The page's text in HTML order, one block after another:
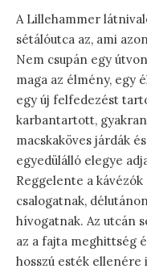
A Lillehammer
sétálóutca az, ami
Nem csupán egy
maga az élmény, egy
egy új felfedezést
karbantartott,
macskaköves járdák
egyedülálló elegye
Reggelente a
csalogatnak,
hívogatnak. Az utcán
az a fajta meghittség
hosszú esték ellenére